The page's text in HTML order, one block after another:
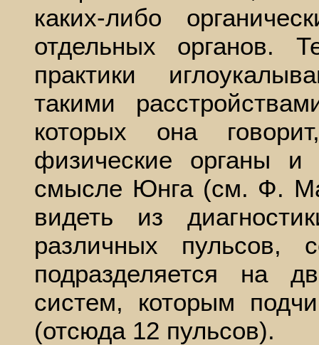
каких-либо
отдельных органов.
практики
такими
которых она
физические органы
смысле Юнга (см. Ф.
видеть из
различных пульсов,
подразделяется на
систем, которым
(отсюда 12 пульсов).